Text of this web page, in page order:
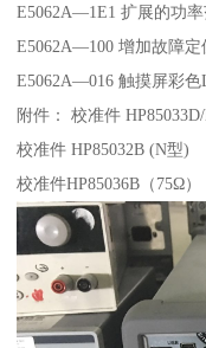
E5062A—1E1 扩展的功率
E5062A—100 增加故障定
E5062A—016 触摸屏彩色
附件： 校准件
校准件 HP85032B (N型)
校准件HP85036B（75Ω）